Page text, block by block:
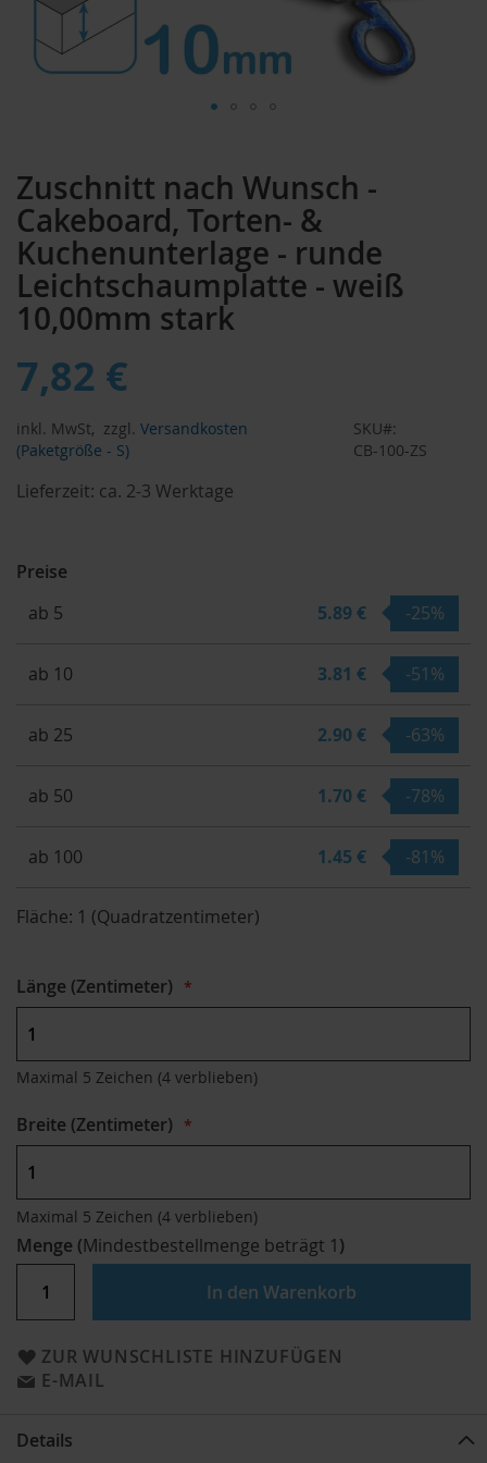
Zuschnitt nach Wunsch -
Cakeboard, Torten- &
Kuchenunterlage - runde
Leichtschaumplatte - weiß
10,00mm stark
7,82 €
inkl. MwSt, zzgl. Versandkosten
(Paketgröße - S)
SKU
CB-100-ZS
Lieferzeit: ca. 2-3 Werktage
Preise
ab 5
5.89 € -25%
ab 10 3.81 € -51%
ab 25 2.90 € -63%
ab 50 1.70 € -78%
ab 100 1.45 € -81%
Fläche: 1 (Quadratzentimeter)
Länge (Zentimeter)
Maximal 5 Zeichen (4 verblieben)
Breite (Zentimeter)
Maximal 5 Zeichen (4 verblieben)
Menge (Mindestbestellmenge beträgt 1)
In den Warenkorb
ZUR WUNSCHLISTE HINZUFÜGEN
E-MAIL
der
Bildergalerie
springen
Details